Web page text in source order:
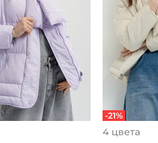
-21%
4 цвета